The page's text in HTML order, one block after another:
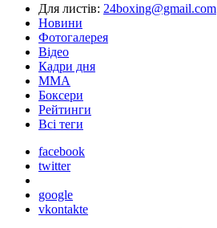
Для листів: 24boxing@gmail.com
Новини
Фотогалерея
Відео
Кадри дня
ММА
Боксери
Рейтинги
Всі теги
facebook
twitter
google
vkontakte